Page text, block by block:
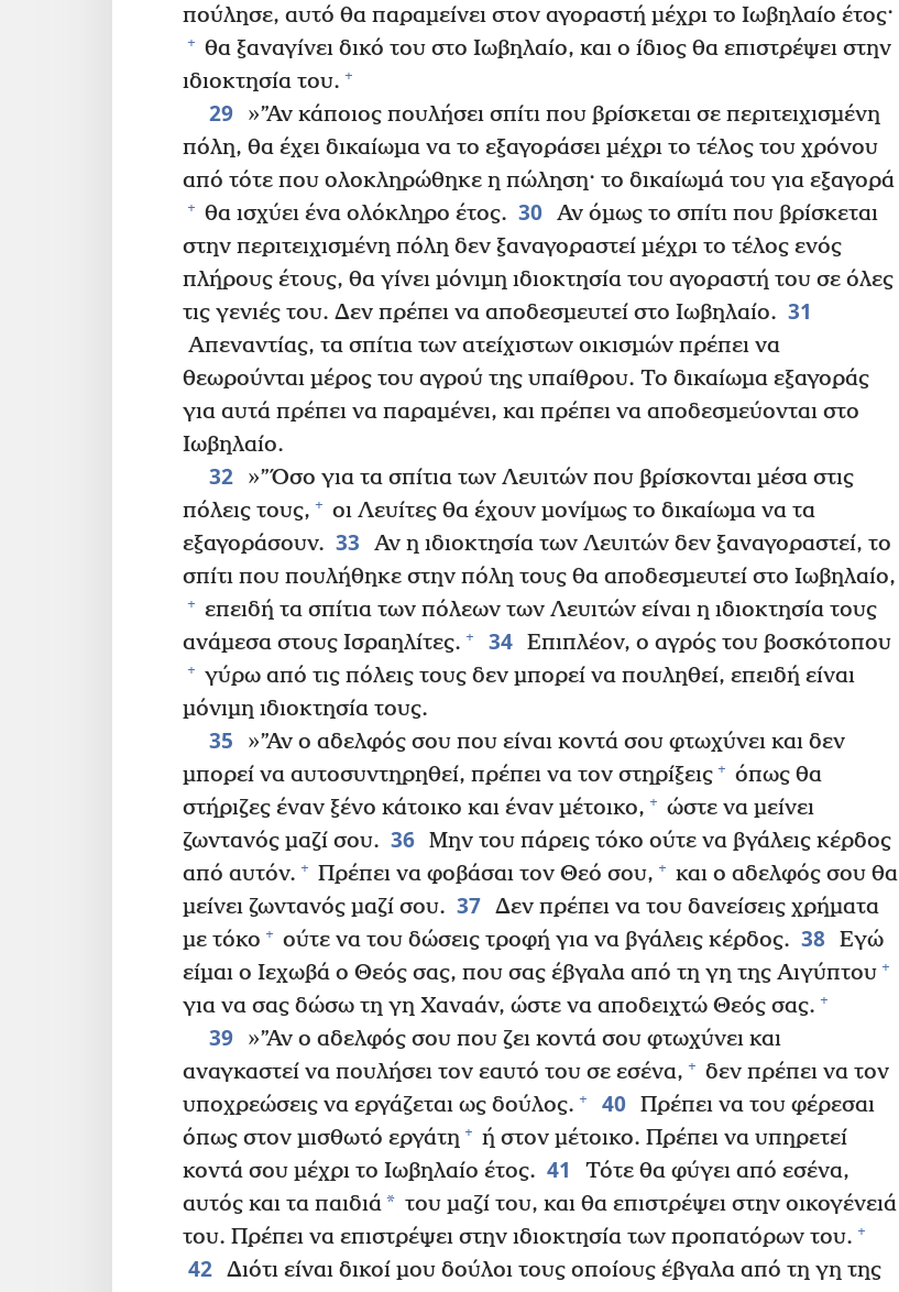
πούλησε, αυτό θα παραμείνει στον αγοραστή μέχρι το Ιωβηλαίο έτος·
+ θα ξαναγίνει δικό του στο Ιωβηλαίο, και ο ίδιος θα επιστρέψει στην
ιδιοκτησία του. +
29
»”Αν κάποιος πουλήσει σπίτι που βρίσκεται σε περιτειχισμένη
πόλη, θα έχει δικαίωμα να το εξαγοράσει μέχρι το τέλος του χρόνου
από τότε που ολοκληρώθηκε η πώληση· το δικαίωμά του για εξαγορά
+ θα ισχύει ένα ολόκληρο έτος. 30 Αν όμως το σπίτι που βρίσκεται
στην περιτειχισμένη πόλη δεν ξαναγοραστεί μέχρι το τέλος ενός
πλήρους έτους, θα γίνει μόνιμη ιδιοκτησία του αγοραστή του σε όλες
τις γενιές του. Δεν πρέπει να αποδεσμευτεί στο Ιωβηλαίο. 31
Απεναντίας, τα σπίτια των ατείχιστων οικισμών πρέπει να
θεωρούνται μέρος του αγρού της υπαίθρου. Το δικαίωμα εξαγοράς
για αυτά πρέπει να παραμένει, και πρέπει να αποδεσμεύονται στο
Ιωβηλαίο.
32
»”Όσο για τα σπίτια των Λευιτών που βρίσκονται μέσα στις
πόλεις τους, + οι Λευίτες θα έχουν μονίμως το δικαίωμα να τα
εξαγοράσουν. 33
Αν η ιδιοκτησία των Λευιτών δεν ξαναγοραστεί, το
σπίτι που πουλήθηκε στην πόλη τους θα αποδεσμευτεί στο Ιωβηλαίο,
+ επειδή τα σπίτια των πόλεων των Λευιτών είναι η ιδιοκτησία τους
ανάμεσα στους Ισραηλίτες. + 34 Επιπλέον, ο αγρός του βοσκότοπου
+ γύρω από τις πόλεις τους δεν μπορεί να πουληθεί, επειδή είναι
μόνιμη ιδιοκτησία τους.
35
»”Αν ο αδελφός σου που είναι κοντά σου φτωχύνει και δεν
μπορεί να αυτοσυντηρηθεί, πρέπει να τον στηρίξεις + όπως θα
στήριζες έναν ξένο κάτοικο και έναν μέτοικο, + ώστε να μείνει
ζωντανός μαζί σου. 36 Μην του πάρεις τόκο ούτε να βγάλεις κέρδος
από αυτόν. + Πρέπει να φοβάσαι τον Θεό σου, + και ο αδελφός σου θα
μείνει ζωντανός μαζί σου. 37 Δεν πρέπει να του δανείσεις χρήματα
με τόκο + ούτε να του δώσεις τροφή για να βγάλεις κέρδος. 38 Εγώ
είμαι ο Ιεχωβά ο Θεός σας, που σας έβγαλα από τη γη της Αιγύπτου +
για να σας δώσω τη γη Χαναάν, ώστε να αποδειχτώ Θεός σας. +
39
»”Αν ο αδελφός σου που ζει κοντά σου φτωχύνει και
αναγκαστεί να πουλήσει τον εαυτό του σε εσένα, + δεν πρέπει να τον
υποχρεώσεις να εργάζεται ως δούλος. + 40 Πρέπει να του φέρεσαι
όπως στον μισθωτό εργάτη + ή στον μέτοικο. Πρέπει να υπηρετεί
κοντά σου μέχρι το Ιωβηλαίο έτος. 41
Τότε θα φύγει από εσένα,
αυτός και τα παιδιά* του μαζί του, και θα επιστρέψει στην οικογένειά
του. Πρέπει να επιστρέψει στην ιδιοκτησία των προπατόρων του. +
42 Διότι είναι δικοί μου δούλοι τους οποίους έβγαλα από τη γη της